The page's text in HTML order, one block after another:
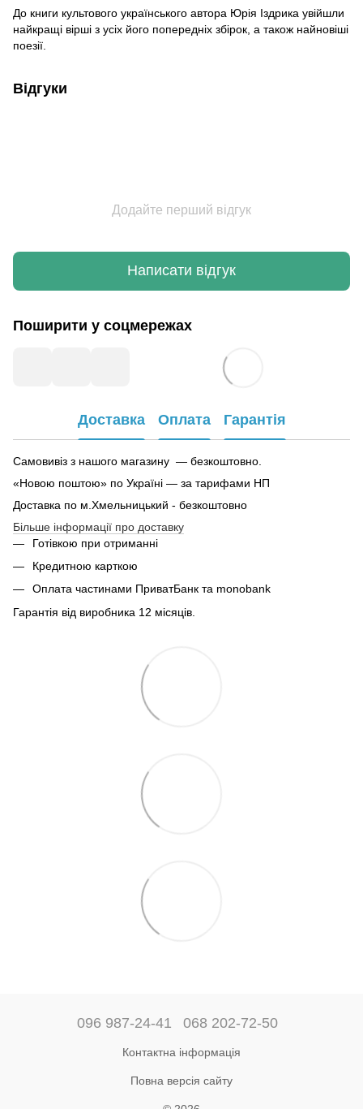
До книги культового українського автора Юрія Іздрика увійшли
найкращі вірші з усіх його попередніх збірок, а також найновіші
поезії.
Відгуки
Додайте перший відгук
Написати відгук
Поширити у соцмережах
Доставка Оплата Гарантія
Самовивіз з нашого магазину — безкоштовно.
«Новою поштою» по Україні — за тарифами НП
Доставка по м.Хмельницький - безкоштовно
Більше інформації про доставку
Готівкою при отриманні
Кредитною карткою
Оплата частинами ПриватБанк та monobank
Гарантія від виробника 12 місяців.
096 987-24-41 068 202-72-50
Контактна інформація
Повна версія сайту